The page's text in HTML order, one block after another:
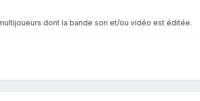
dont la bande son et/ou vidéo est éditée.